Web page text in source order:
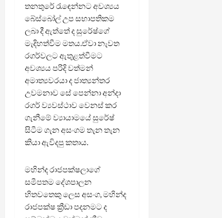
තනතුරේ රැඳෙන්නට අවශ්‍යය
බේස්බෝල් උප සභාපතිකම
ලබා දී ඇත්තේ ද සුරේෂ්ගේ
මැදිහත්වීම මතය.ඒවා නැවත
රගර්වලට ඇතුළත්වීමට
අවශ්‍යය පරිදි වත්මන්
අමාත්‍යවරයා ද ජාත්‍යන්තර
උවමනාව සේ පෙන්නා අන්දා
රගර් ව්‍යවස්ථාව වෙනස් කර
ගැනීමේ ව්‍යායාමයේ සුරේෂ්
සිටීම ගැන අසංගම තැන තැන
කියා ඇවිදපු කතාය.
මහින්ද රාජපක්ෂලාගේ
සමීපතම දේශපාලන
හිතවතෙකු ලෙස අසංග, මහින්ද
රාජපක්ෂ ක්‍රීඩා පදනමට ද